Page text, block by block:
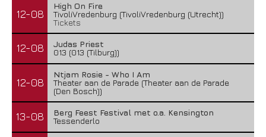
12-08
High On Fire
TivoliVredenburg (TivoliVredenburg (Utrecht))
Tickets
12-08
Judas Priest
013 (013 (Tilburg))
12-08
Ntjam Rosie - Who I Am
Theater aan de Parade (Theater aan de Parade
(Den Bosch))
13-08
Berg Feest Festival met o.a. Kensington
Tessenderlo